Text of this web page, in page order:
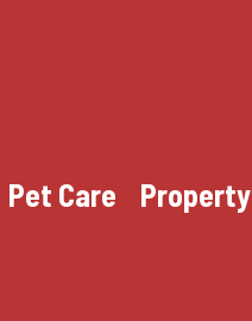
Pet Care Property